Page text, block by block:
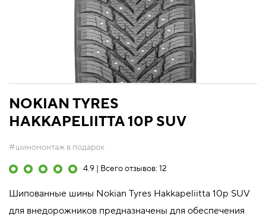
NOKIAN TYRES
HAKKAPELIITTA 10P SUV
#шиномонтаж в подарок
4.9 | Всего отзывов: 12
Шипованные шины Nokian Tyres Hakkapeliitta 10p SUV
для внедорожников предназначены для обеспечения